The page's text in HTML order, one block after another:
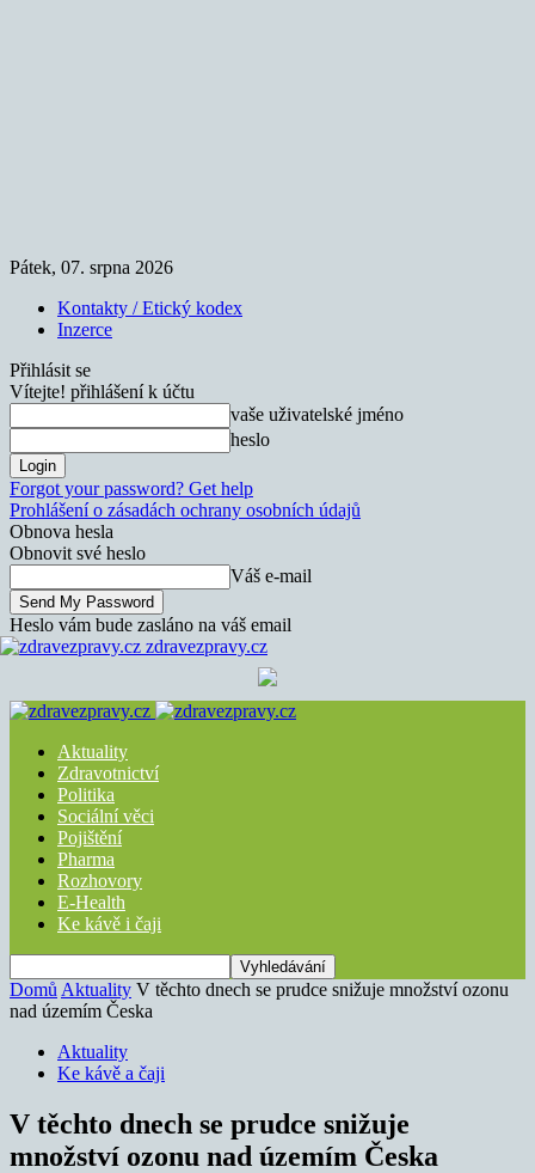
Pátek, 07. srpna 2026
Kontakty / Etický kodex
Inzerce
Přihlásit se
Vítejte! přihlášení k účtu
vaše uživatelské jméno
heslo
Forgot your password? Get help
Prohlášení o zásadách ochrany osobních údajů
Obnova hesla
Obnovit své heslo
Váš e-mail
Heslo vám bude zasláno na váš email
zdravezpravy.cz
Aktuality
Zdravotnictví
Politika
Sociální věci
Pojištění
Pharma
Rozhovory
E-Health
Ke kávě i čaji
Domů Aktuality V těchto dnech se prudce snižuje množství ozonu
nad územím Česka
Aktuality
Ke kávě a čaji
V těchto dnech se prudce snižuje
množství ozonu nad územím Česka